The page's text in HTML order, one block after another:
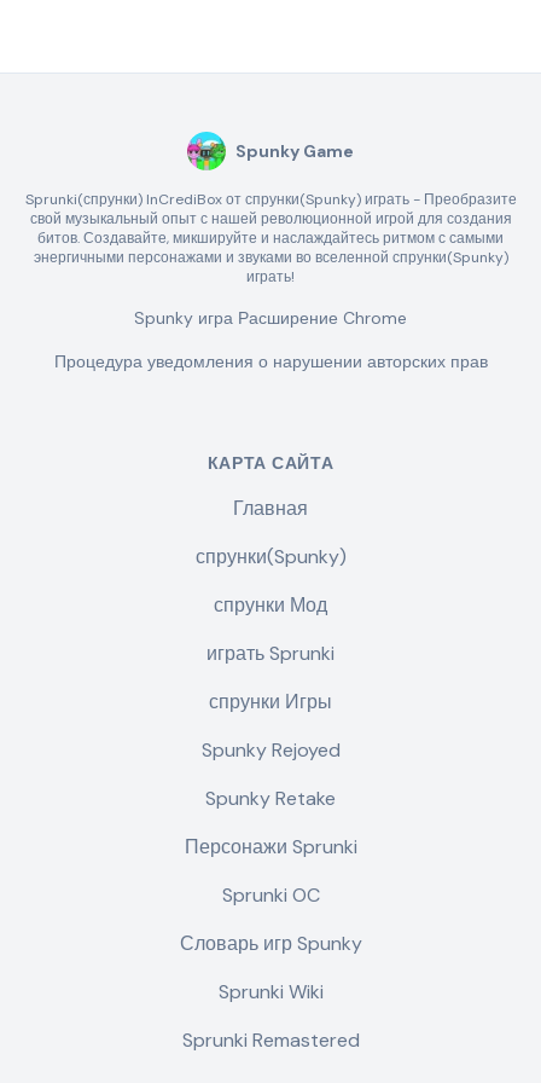
Spunky Game
Sprunki(спрунки) InCrediBox от спрунки(Spunky) играть - Преобразите
свой музыкальный опыт с нашей революционной игрой для создания
битов. Создавайте, микшируйте и наслаждайтесь ритмом с самыми
энергичными персонажами и звуками во вселенной спрунки(Spunky)
играть!
Spunky игра Расширение Chrome
Процедура уведомления о нарушении авторских прав
КАРТА САЙТА
Главная
спрунки(Spunky)
спрунки Мод
играть Sprunki
спрунки Игры
Spunky Rejoyed
Spunky Retake
Персонажи Sprunki
Sprunki OC
Словарь игр Spunky
Sprunki Wiki
Sprunki Remastered